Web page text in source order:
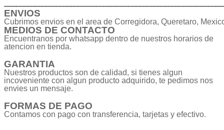
ENVIOS
Cubrimos envios en el area de Corregidora, Queretaro,
MEDIOS DE CONTACTO
Encuentranos por whatsapp dentro de nuestros horarios de
atencion en tienda.
GARANTIA
Nuestros productos son de calidad, si tienes algun
incoveniente con algun producto adquirido, te pedimos nos
envies un mensaje.
FORMAS DE PAGO
Contamos con pago con transferencia, tarjetas y efectivo.